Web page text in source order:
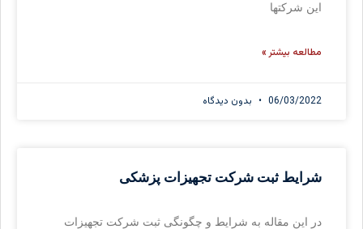
این شرکتها
مطالعه بیشتر »
06/03/2022 بدون دیدگاه
شرایط ثبت شرکت تجهیزات پزشکی
در این مقاله به شرایط و چگونگی ثبت شرکت تجهیزات